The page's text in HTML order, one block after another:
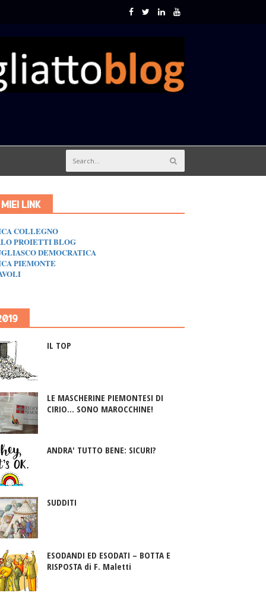
LINK
COLLEGNO
PROIETTI BLOG
DEMOCRATICA
PIEMONTE
IL TOP
LE MASCHERINE PIEMONTESI DI
CIRIO... SONO MAROCCHINE!
ANDRA' TUTTO BENE: SICURI?
SUDDITI
ESODANDI ED ESODATI – BOTTA E
RISPOSTA di F. Maletti